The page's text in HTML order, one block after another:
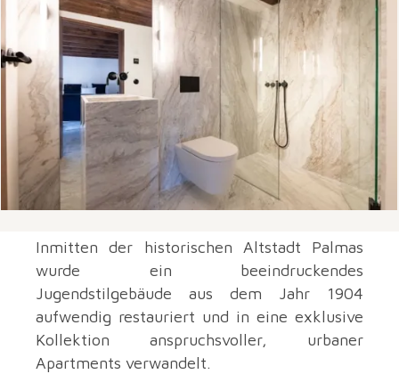
Inmitten der historischen Altstadt Palmas
wurde ein beeindruckendes
Jugendstilgebäude aus dem Jahr 1904
aufwendig restauriert und in eine exklusive
Kollektion anspruchsvoller, urbaner
Apartments verwandelt.